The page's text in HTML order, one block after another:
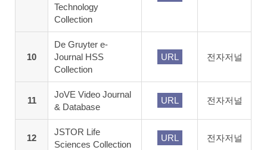
Technology
Collection
10
De Gruyter e-
Journal HSS
Collection
URL 전자저널
11
JoVE Video Journal
& Database
URL 전자저널
12
JSTOR Life
Sciences Collection
URL 전자저널